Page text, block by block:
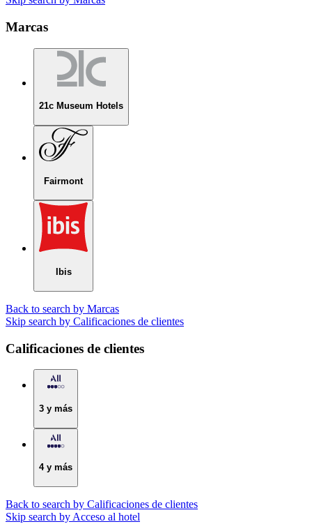
Marcas
21c Museum Hotels
Fairmont
Ibis
Back to search by Marcas
Skip search by Calificaciones de clientes
Calificaciones de clientes
3 y más
4 y más
Back to search by Calificaciones de clientes
Skip search by Acceso al hotel